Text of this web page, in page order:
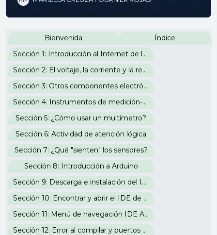
Perfilado de sección
Bienvenida
Índice
Sección 1: Introducción al Internet de las Cosas
Sección 2: El voltaje, la corriente y la resistencia
Sección 3: Otros componentes electrónicos
Sección 4: Instrumentos de medición-corrientes análogas y digitales
Sección 5: ¿Cómo usar un multímetro?
Sección 6: Actividad de atención lógica
Sección 7: ¿Qué "sienten" los sensores?
Sección 8: Introducción a Arduino
Sección 9: Descarga e instalación del IDE de Arduino
Sección 10: Encontrar y abrir el IDE de Arduino
Sección 11: Menú de navegación IDE Arduino
Sección 12: Error al compilar y puertos IDE Arduino